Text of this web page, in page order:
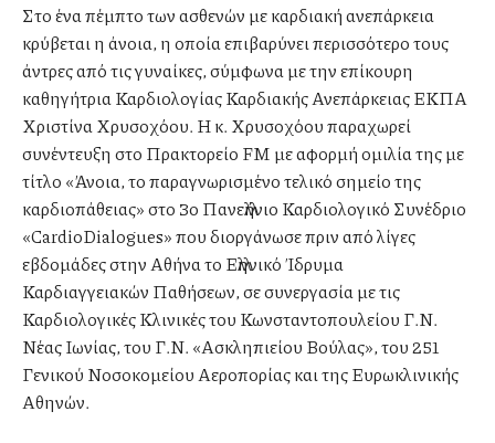
Στο ένα πέμπτο των ασθενών με καρδιακή ανεπάρκεια
κρύβεται η άνοια, η οποία επιβαρύνει περισσότερο τους
άντρες από τις γυναίκες, σύμφωνα με την επίκουρη
καθηγήτρια Καρδιολογίας Καρδιακής Ανεπάρκειας ΕΚΠΑ
Χριστίνα Χρυσοχόου. Η κ. Χρυσοχόου παραχωρεί
συνέντευξη στο Πρακτορείο FM με αφορμή ομιλία της με
τίτλο «Άνοια, το παραγνωρισμένο τελικό σημείο της
καρδιοπάθειας» στο 3ο Πανελλήνιο Καρδιολογικό Συνέδριο
«CardioDialogues» που διοργάνωσε πριν από λίγες
εβδομάδες στην Αθήνα το Ελληνικό Ίδρυμα
Καρδιαγγειακών Παθήσεων, σε συνεργασία με τις
Καρδιολογικές Κλινικές του Κωνσταντοπουλείου Γ.Ν.
Νέας Ιωνίας, του Γ.Ν. «Ασκληπιείου Βούλας», του 251
Γενικού Νοσοκομείου Αεροπορίας και της Ευρωκλινικής
Αθηνών.